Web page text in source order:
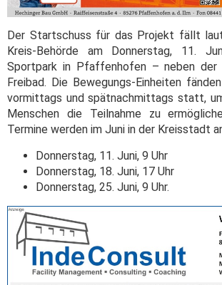
Der Startschuss für das Projekt fällt
Kreis-Behörde am Donnerstag, 11.
Sportpark in Pfaffenhofen – neben der
Freibad. Die Bewegungs-Einheiten
vormittags und spätnachmittags statt,
Menschen die Teilnahme zu
Termine werden im Juni in der Kreisstadt
Donnerstag, 11. Juni, 9 Uhr
Donnerstag, 18. Juni, 17 Uhr
Donnerstag, 25. Juni, 9 Uhr.